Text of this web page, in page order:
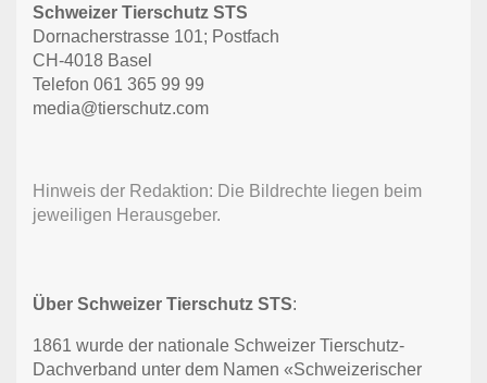
Schweizer Tierschutz STS
Dornacherstrasse 101; Postfach
CH-4018 Basel
Telefon 061 365 99 99
media@tierschutz.com
Hinweis der Redaktion: Die Bildrechte liegen beim
jeweiligen Herausgeber.
Über Schweizer Tierschutz STS:
1861 wurde der nationale Schweizer Tierschutz-
Dachverband unter dem Namen «Schweizerischer